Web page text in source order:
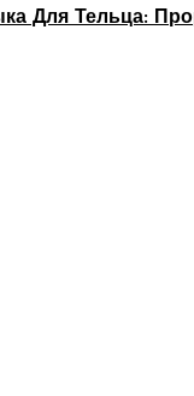
Для Тельца: